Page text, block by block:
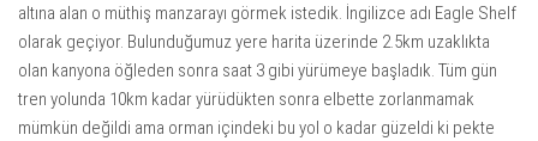
altına alan o müthiş manzarayı görmek istedik. İngilizce adı Eagle Shelf
olarak geçiyor. Bulunduğumuz yere harita üzerinde 2.5km uzaklıkta
olan kanyona öğleden sonra saat 3 gibi yürümeye başladık. Tüm gün
tren yolunda 10km kadar yürüdükten sonra elbette zorlanmamak
mümkün değildi ama orman içindeki bu yol o kadar güzeldi ki pekte